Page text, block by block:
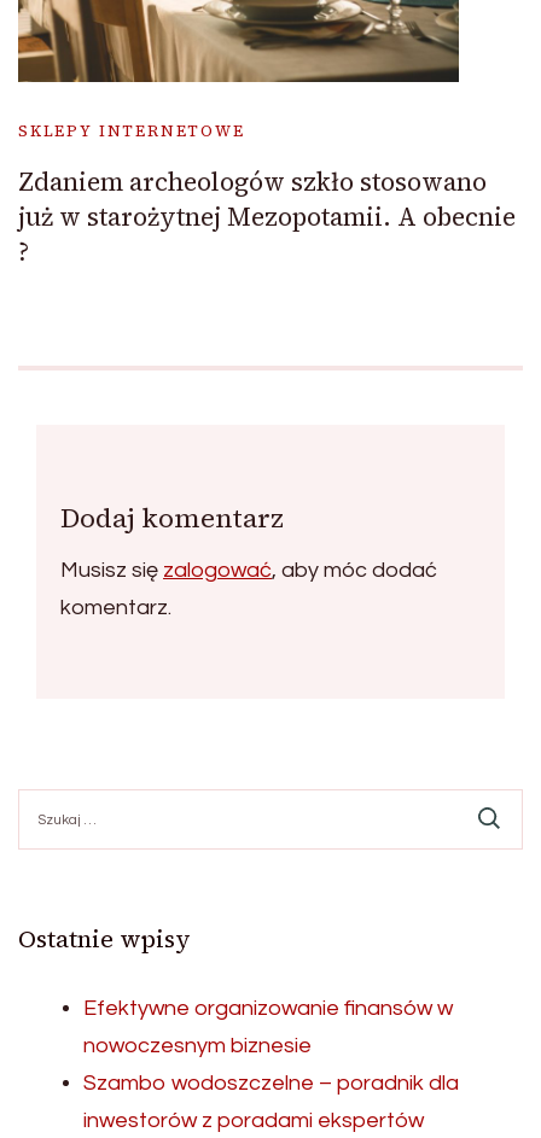
SKLEPY INTERNETOWE
Zdaniem archeologów szkło stosowano
już w starożytnej Mezopotamii. A obecnie
?
Dodaj komentarz
Musisz się zalogować, aby móc dodać
komentarz.
Ostatnie wpisy
Efektywne organizowanie finansów w
nowoczesnym biznesie
Szambo wodoszczelne – poradnik dla
inwestorów z poradami ekspertów